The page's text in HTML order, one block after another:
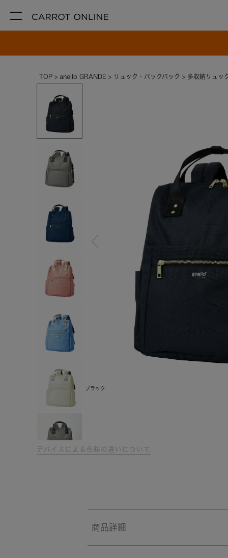
TOP anello GRANDE リュック・バックパック 多収納リュッ
ブラック
デバイスによる色味の違いについて
商品詳細